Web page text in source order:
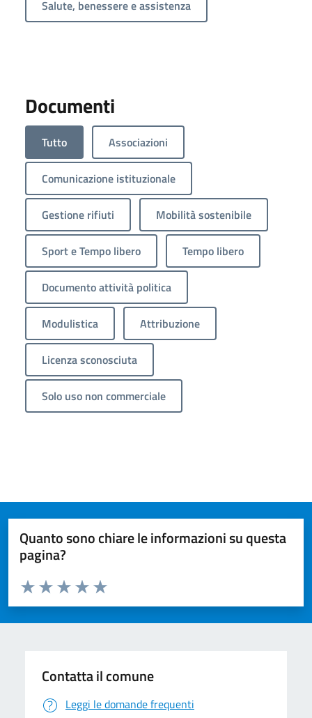
Salute, benessere e assistenza
Documenti
Tutto Associazioni
Comunicazione istituzionale
Gestione rifiuti Mobilità sostenibile
Sport e Tempo libero Tempo libero
Documento attività politica
Modulistica Attribuzione
Licenza sconosciuta
Solo uso non commerciale
Quanto sono chiare le informazioni su questa
pagina?
Valuta da 1 a 5 stelle la pagina
Valuta 5 stelle su 5
Valuta 4 stelle su 5
Valuta 3 stelle su 5
Valuta 2 stelle su 5
Valuta 1 stelle su 5
Contatta il comune
Leggi le domande frequenti